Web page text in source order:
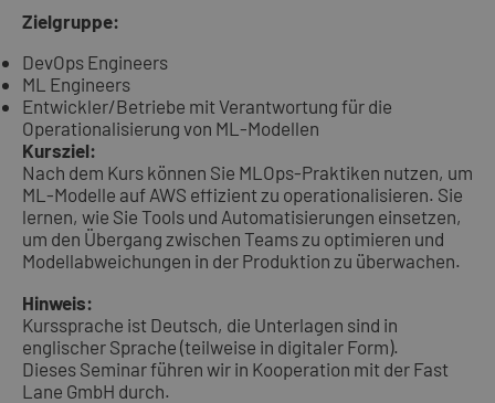
Zielgruppe:
DevOps Engineers
ML Engineers
Entwickler/Betriebe mit Verantwortung für die
Operationalisierung von ML-Modellen
Kursziel:
Nach dem Kurs können Sie MLOps-Praktiken nutzen, um
ML-Modelle auf AWS effizient zu operationalisieren. Sie
lernen, wie Sie Tools und Automatisierungen einsetzen,
um den Übergang zwischen Teams zu optimieren und
Modellabweichungen in der Produktion zu überwachen.
Hinweis:
Kurssprache ist Deutsch, die Unterlagen sind in
englischer Sprache (teilweise in digitaler Form).
Dieses Seminar führen wir in Kooperation mit der Fast
Lane GmbH durch.